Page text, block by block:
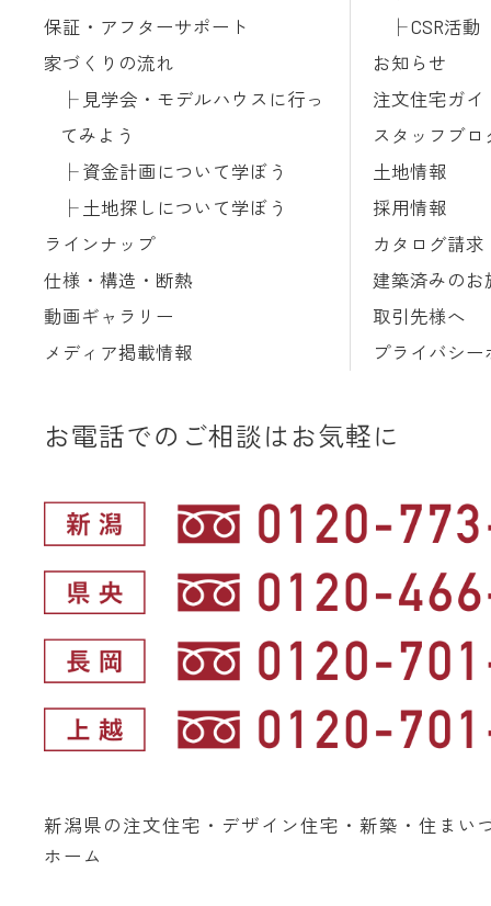
保証・アフターサポート
家づくりの流れ
見学会・モデルハウスに行っ
てみよう
資金計画について学ぼう
土地探しについて学ぼう
ラインナップ
仕様・構造・断熱
動画ギャラリー
メディア掲載情報
CSR活動
お知らせ
注文住宅ガイ
スタッフブロ
土地情報
採用情報
カタログ請求
建築済みのお
取引先様へ
プライバシー
お電話でのご相談はお気軽に
新潟県の注文住宅・デザイン住宅・新築・住まい
ホーム